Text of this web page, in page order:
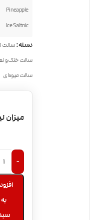
Pineapple
Ice Saltnic
دسته:سالت
سالت خنک و
سالت میوه‌ای
میزان
-
به